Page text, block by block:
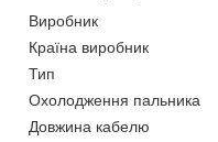
Виробник
Країна виробник
Тип
Охолодження пальника
Довжина кабелю